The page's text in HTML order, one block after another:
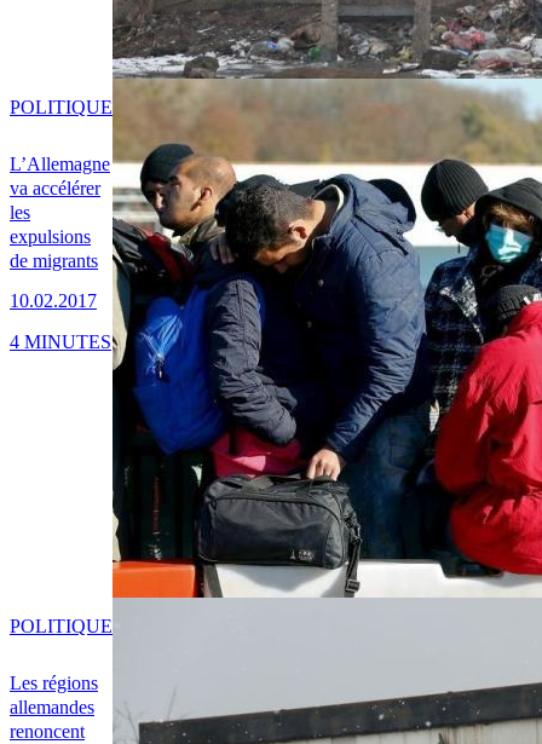
L’Allemagne
va accélérer
les
expulsions
de migrants
10.02.2017
POLITIQUE
4 MINUTES
Les régions
allemandes
renoncent
POLITIQUE